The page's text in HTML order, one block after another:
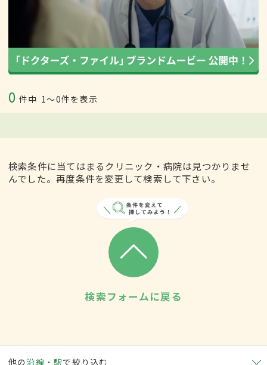
0 件中 1〜0件を表示
検索条件に当てはまるクリニック・病院は見つかりませ
んでした。再度条件を変更して検索して下さい。
検索フォームに戻る
他の沿線・駅で絞り込む